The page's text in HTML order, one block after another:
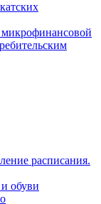
расписания.
обуви